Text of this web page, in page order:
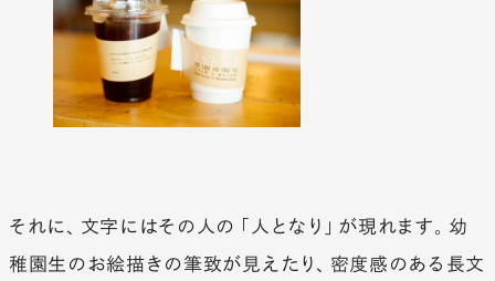
それに、文字にはその人の「人となり」が現れます。幼
稚園生のお絵描きの筆致が見えたり、密度感のある長文